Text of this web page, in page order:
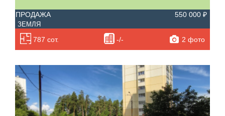
ПРОДАЖА 550 000 ₽
ЗЕМЛЯ
787 сот. -/- 2 фото